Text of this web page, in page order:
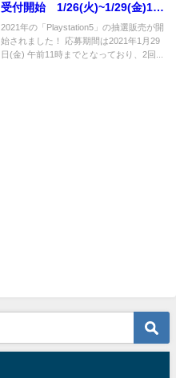
受付開始 1/26(火)~1/29(金)11
時までの期間限定
2021年の「Playstation5」の抽選販売が開
始されました！ 応募期間は2021年1月29
日(金) 午前11時までとなっており、2回...